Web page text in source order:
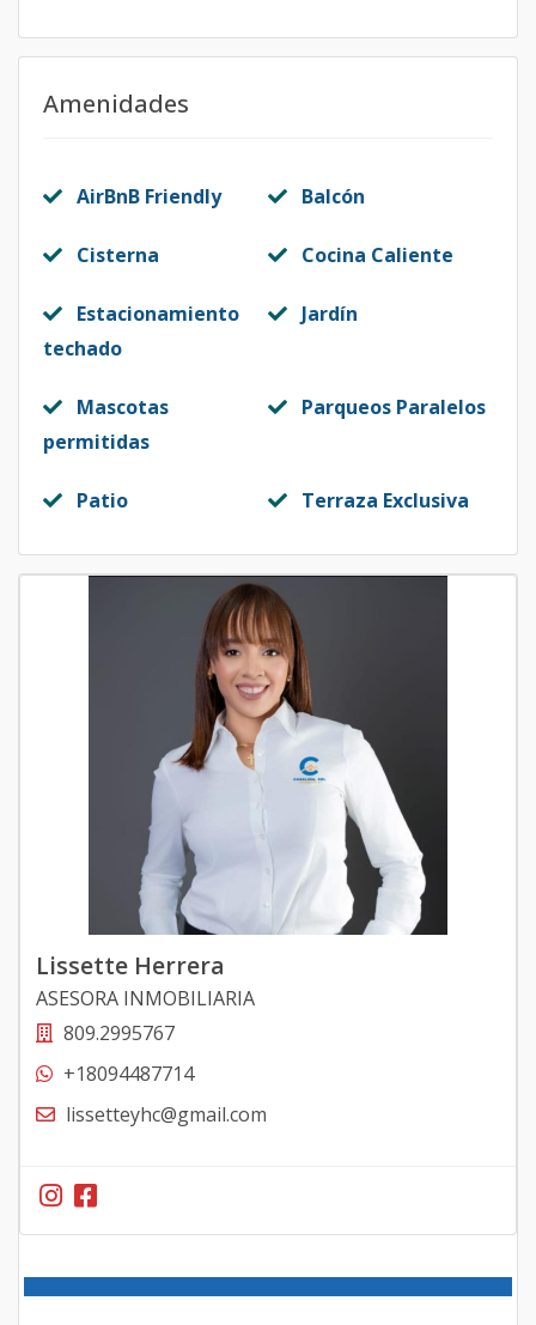
Amenidades
AirBnB Friendly Balcón
Cisterna Cocina Caliente
Estacionamiento
techado
Jardín
Mascotas
permitidas
Parqueos Paralelos
Patio Terraza Exclusiva
Lissette Herrera
ASESORA INMOBILIARIA
809.2995767
+18094487714
lissetteyhc@gmail.com